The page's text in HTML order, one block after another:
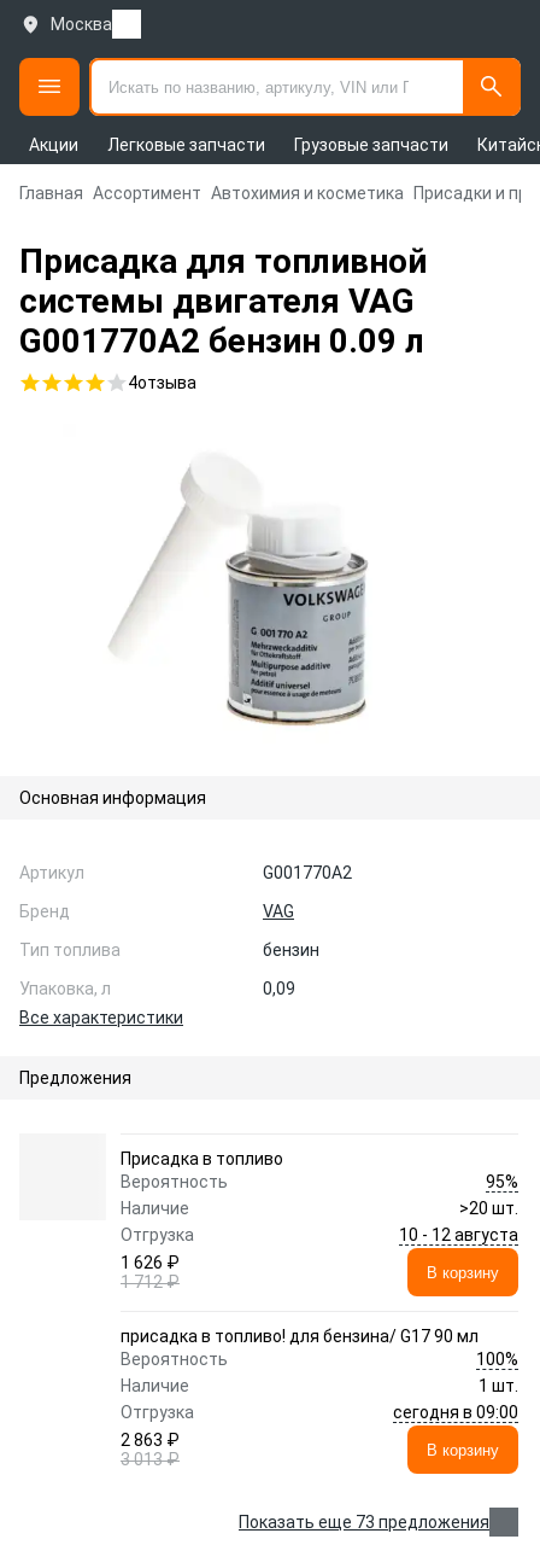
Москва
Акции Легковые запчасти Грузовые запчасти
Главная Ассортимент Автохимия и косметика Присадки и
Присадка для топливной
системы двигателя VAG
G001770A2 бензин 0.09 л
4отзыва
Основная информация
Артикул
G001770A2
Бренд
VAG
Тип топлива
бензин
Упаковка, л
0,09
Все характеристики
Предложения
Присадка в топливо
Вероятность
95%
Наличие
>20 шт.
Отгрузка
10 - 12 августа
1 626 ₽
1 712 ₽
В корзину
присадка в топливо! для бензина/ G17 90 мл
Вероятность
100%
Наличие
1 шт.
Отгрузка
сегодня в 09:00
2 863 ₽
3 013 ₽
В корзину
Показать еще 73 предложения